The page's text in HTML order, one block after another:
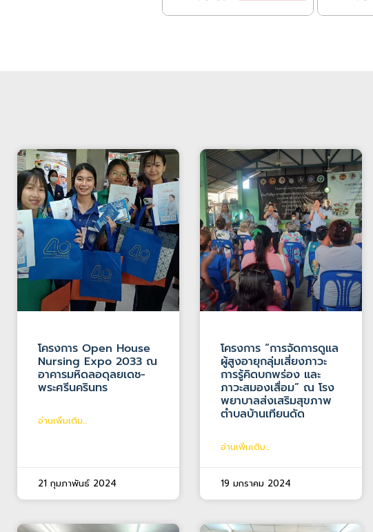
โครงการ Open House
Nursing Expo 2033 ณ
อาคารมหิดลอดุลยเดช-
พระศรีนครินทร
อ่านเพิ่มเติม...
21 กุมภาพันธ์ 2024
โครงการ “การจัดการดูแล
ผู้สูงอายุกลุ่มเสี่ยงภาวะ
การรู้คิดบกพร่อง และ
ภาวะสมองเสื่อม” ณ โรง
พยาบาลส่งเสริมสุขภาพ
ตำบลบ้านเทียนดัด
อ่านเพิ่มเติม...
19 มกราคม 2024